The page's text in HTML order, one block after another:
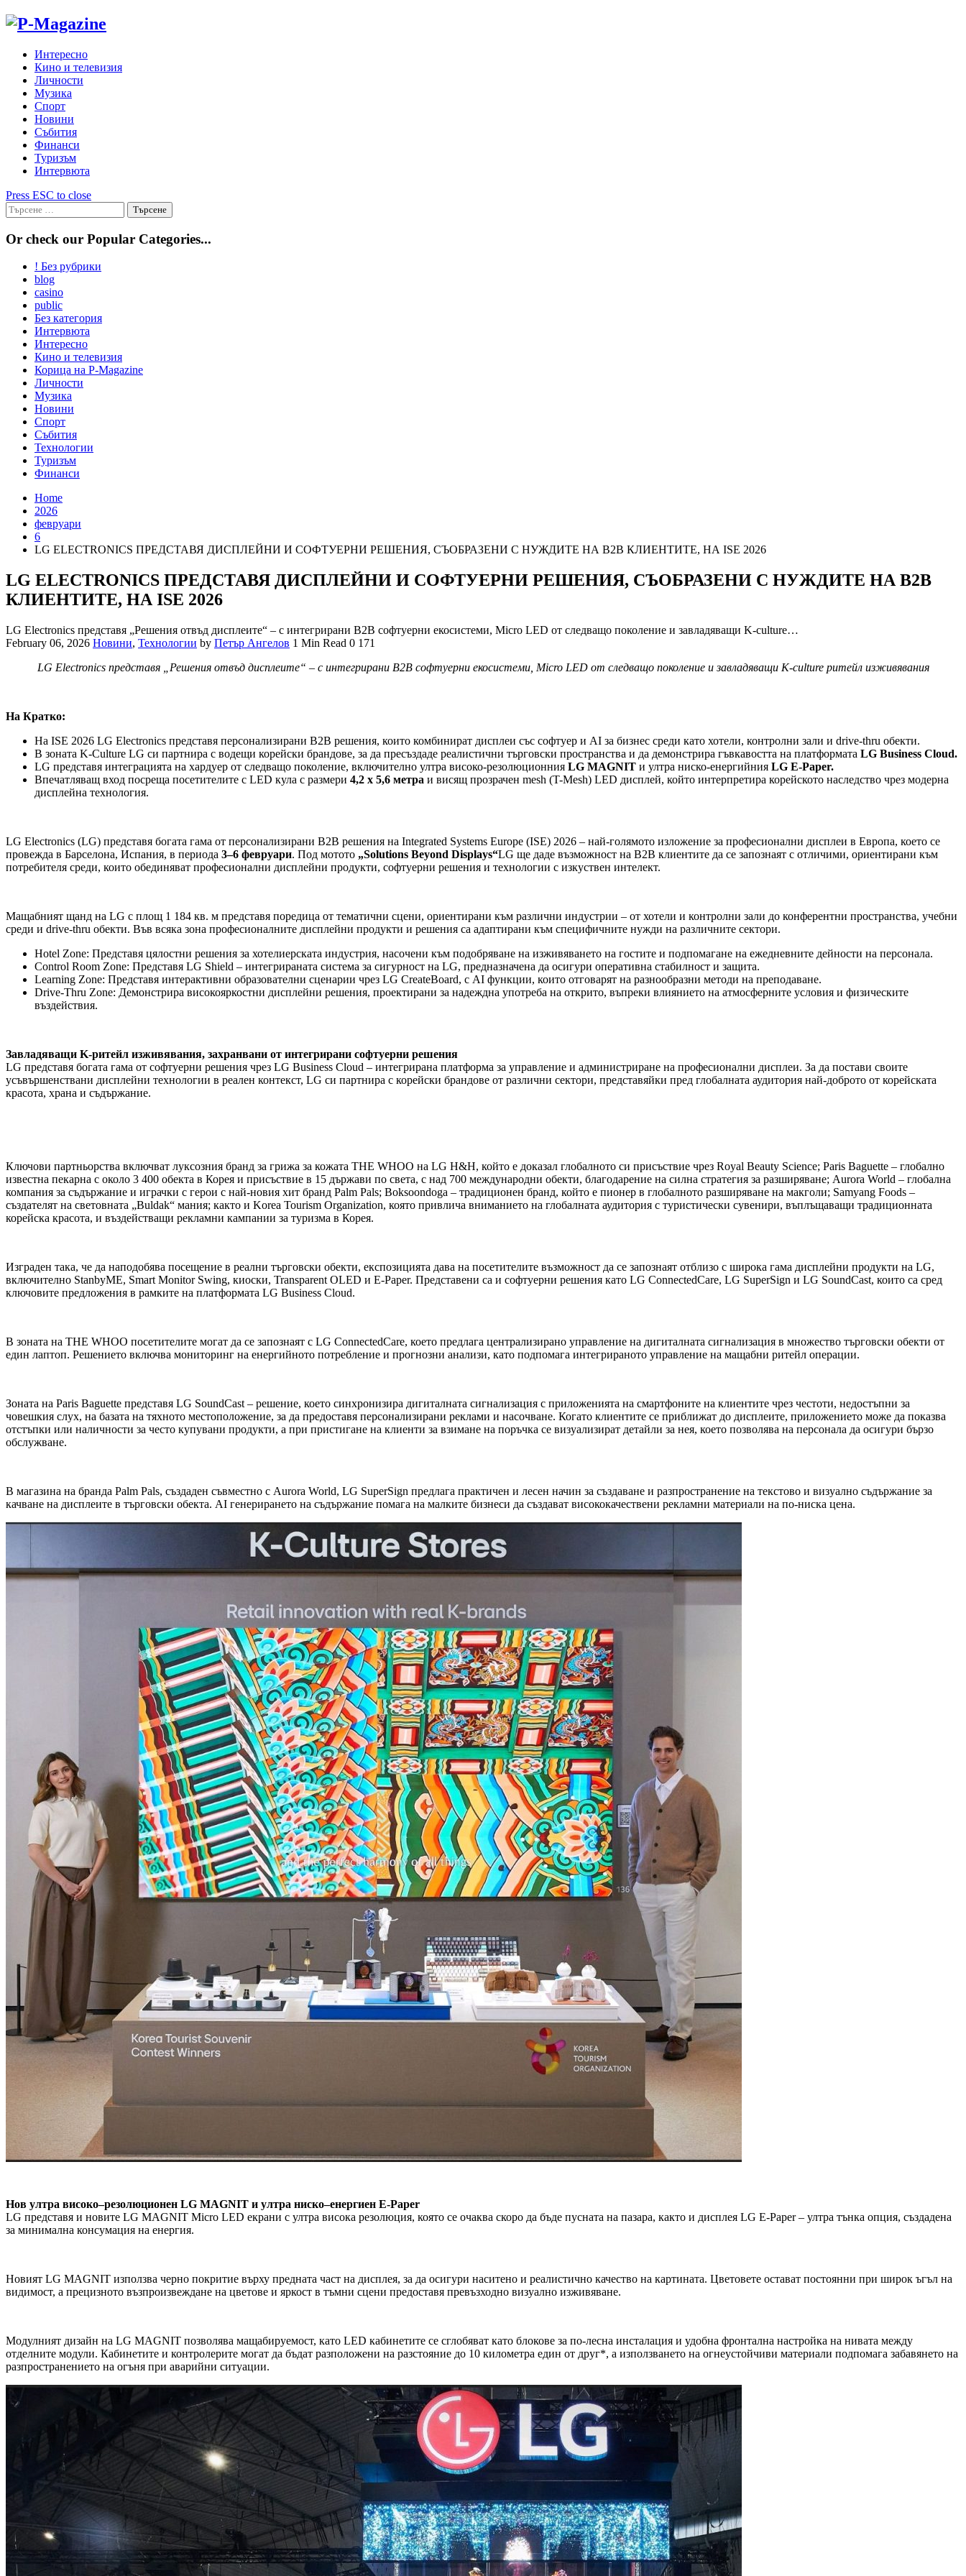
Skip
Интересно
Кино и телевизия
Личности
Музика
Спорт
Новини
Събития
Финанси
Туризъм
Интервюта
Press ESC to close
Търсене
за:
Or check our Popular Categories...
! Без рубрики
blog
casino
public
Без категория
Интервюта
Интересно
Кино и телевизия
Корица на P-Magazine
Личности
Музика
Новини
Спорт
Събития
Технологии
Туризъм
Финанси
Home
2026
февруари
6
LG ELECTRONICS ПРЕДСТАВЯ ДИСПЛЕЙНИ И СОФТУЕРНИ РЕШЕНИЯ, СЪОБРАЗЕНИ С НУЖДИТЕ НА B2B КЛИЕНТИТЕ, НА ISE 2026
LG ELECTRONICS ПРЕДСТАВЯ ДИСПЛЕЙНИ И СОФТУЕРНИ РЕШЕНИЯ, СЪОБРАЗЕНИ С НУЖДИТЕ НА B2B
КЛИЕНТИТЕ, НА ISE 2026
LG Electronics представя „Решения отвъд дисплеите“ – с интегрирани B2B софтуерни екосистеми, Micro LED от следващо поколение и завладяващи K-culture…
February 06, 2026 Новини, Технологии by Петър Ангелов 1 Min Read 0 171
LG Electronics представя „Решения отвъд дисплеите“ – с интегрирани B2B софтуерни екосистеми, Micro LED от следващо поколение изавладяващиK-culture ритейл изживявания
На Кратко:
На ISE 2026 LG Electronics представя персонализирани B2B решения, които комбинират дисплеи със софтуер и AI за бизнес среди като хотели, контролни зали и drive-thru обекти.
В зоната K-Culture LG си партнира с водещи корейски брандове, за да пресъздаде реалистични търговски пространства и да демонстрира гъвкавостта на платформата LG Business Cloud.
LG представя интеграцията на хардуер от следващо поколение, включително ултра високо-резолюционния LG MAGNIT и ултра ниско-енергийния LG E-Paper.
Впечатляващ вход посреща посетителите с LED кула с размери 4,2 x 5,6 метра и висящ прозрачен mesh (T-Mesh) LED дисплей, който интерпретира корейското наследство чрез модерна
дисплейна технология.
LG Electronics (LG) представя богата гама от персонализирани B2B решения на Integrated Systems Europe (ISE) 2026 – най-голямото изложение за професионални дисплеи в Европа, което се
провежда в Барселона, Испания, в периода 3–6 февруари. Под мотото „Solutions Beyond Displays“LG ще даде възможност на B2B клиентите да се запознаят с отличими, ориентирани към
потребителя среди, които обединяват професионални дисплейни продукти, софтуерни решения и технологии с изкуствен интелект.
Мащабният щанд на LG с площ 1 184 кв. м представя поредица от тематични сцени, ориентирани към различни индустрии – от хотели и контролни зали до конферентни пространства, учебни
среди и drive-thru обекти. Във всяка зона професионалните дисплейни продукти и решения са адаптирани към специфичните нужди на различните сектори.
Hotel Zone: Представя цялостни решения за хотелиерската индустрия, насочени към подобряване на изживяването на гостите и подпомагане на ежедневните дейности на персонала.
Control Room Zone: Представя LG Shield – интегрираната система за сигурност на LG, предназначена да осигури оперативна стабилност и защита.
Learning Zone: Представя интерактивни образователни сценарии чрез LG CreateBoard, с AI функции, които отговарят на разнообразни методи на преподаване.
Drive-Thru Zone: Демонстрира високояркостни дисплейни решения, проектирани за надеждна употреба на открито, въпреки влиянието на атмосферните условия и физическите
въздействия.
Завладяващи K-ритейл изживявания, захранвани от интегрирани софтуерни решения
LG представя богата гама от софтуерни решения чрез LG Business Cloud – интегрирана платформа за управление и администриране на професионални дисплеи. За да постави своите
усъвършенствани дисплейни технологии в реален контекст, LG си партнира с корейски брандове от различни сектори, представяйки пред глобалната аудитория най-доброто от корейската
красота, храна и съдържание.
Ключови партньорства включват луксозния бранд за грижа за кожата THE WHOO на LG H&H, който е доказал глобалното си присъствие чрез Royal Beauty Science; Paris Baguette – глобално
известна пекарна с около 3 400 обекта в Корея и присъствие в 15 държави по света, с над 700 международни обекти, благодарение на силна стратегия за разширяване; Aurora World – глобална
компания за съдържание и играчки с герои с най-новия хит бранд Palm Pals; Boksoondoga – традиционен бранд, който е пионер в глобалното разширяване на макголи; Samyang Foods –
създателят на световната „Buldak“ мания; както и Korea Tourism Organization, която привлича вниманието на глобалната аудитория с туристически сувенири, въплъщаващи традиционната
корейска красота, и въздействащи рекламни кампании за туризма в Корея.
Изграден така, че да наподобява посещение в реални търговски обекти, експозицията дава на посетителите възможност да се запознаят отблизо с широка гама дисплейни продукти на LG,
включително StanbyME, Smart Monitor Swing, киоски, Transparent OLED и E-Paper. Представени са и софтуерни решения като LG ConnectedCare, LG SuperSign и LG SoundCast, които са сред
ключовите предложения в рамките на платформата LG Business Cloud.
В зоната на THE WHOO посетителите могат да се запознаят с LG ConnectedCare, което предлага централизирано управление на дигиталната сигнализация в множество търговски обекти от
един лаптоп. Решението включва мониторинг на енергийното потребление и прогнозни анализи, като подпомага интегрираното управление на мащабни ритейл операции.
Зоната на Paris Baguette представя LG SoundCast – решение, което синхронизира дигиталната сигнализация с приложенията на смартфоните на клиентите чрез честоти, недостъпни за
човешкия слух, на базата на тяхното местоположение, за да предоставя персонализирани реклами и насочване. Когато клиентите се приближат до дисплеите, приложението може да показва
отстъпки или наличности за често купувани продукти, а при пристигане на клиенти за взимане на поръчка се визуализират детайли за нея, което позволява на персонала да осигури бързо
обслужване.
В магазина на бранда Palm Pals, създаден съвместно с Aurora World, LG SuperSign предлага практичен и лесен начин за създаване и разпространение на текстово и визуално съдържание за
качване на дисплеите в търговски обекта. AI генерирането на съдържание помага на малките бизнеси да създават висококачествени рекламни материали на по-ниска цена.
Нов ултра високо–резолюционен LG MAGNIT и ултра ниско–енергиен E-Paper
LG представя и новите LG MAGNIT Micro LED екрани с ултра висока резолюция, която се очаква скоро да бъде пусната на пазара, както и дисплея LG E-Paper – ултра тънка опция, създадена
за минимална консумация на енергия.
Новият LG MAGNIT използва черно покритие върху предната част на дисплея, за да осигури наситено и реалистично качество на картината. Цветовете остават постоянни при широк ъгъл на
видимост, а прецизното възпроизвеждане на цветове и яркост в тъмни сцени предоставя превъзходно визуално изживяване.
Модулният дизайн на LG MAGNIT позволява мащабируемост, като LED кабинетите се сглобяват като блокове за по-лесна инсталация и удобна фронтална настройка на нивата между
отделните модули. Кабинетите и контролерите могат да бъдат разположени на разстояние до 10 километра един от друг*, а използването на огнеустойчиви материали подпомага забавянето на
разпространението на огъня при аварийни ситуации.